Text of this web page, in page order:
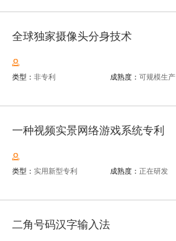
全球独家摄像头分身技术
类型： 非专利 成熟度： 可规模生产
一种视频实景网络游戏系统专利
类型： 实用新型专利 成熟度： 正在研发
二角号码汉字输入法